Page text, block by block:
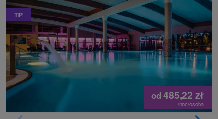
TIP
od 485,22 zł
/noc/osoba